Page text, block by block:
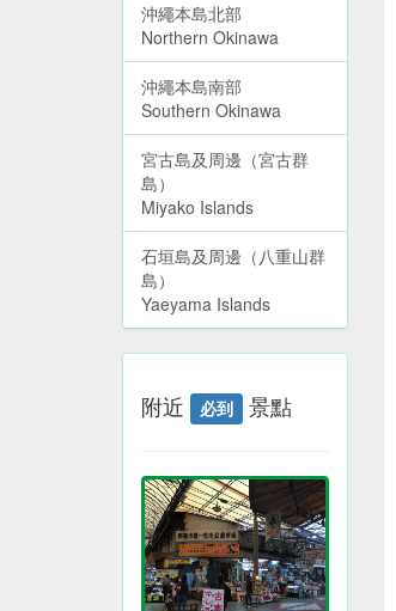
沖繩本島北部
Northern Okinawa
沖繩本島南部
Southern Okinawa
宮古島及周邊（宮古群
島）
Miyako Islands
石垣島及周邊（八重山群
島）
Yaeyama Islands
附近 必到 景點